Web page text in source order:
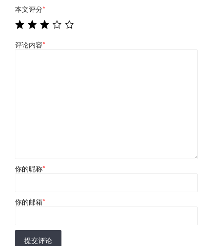
本文评分*
评论内容*
你的昵称*
你的邮箱*
提交评论